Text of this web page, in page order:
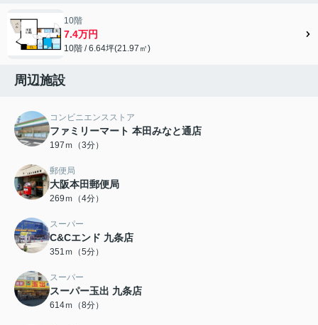
10階
7.4万円
10階 / 6.64坪(21.97㎡)
周辺施設
コンビニエンスストア
ファミリーマート 本田みなと通店
197ｍ（3分）
郵便局
大阪本田郵便局
269ｍ（4分）
スーパー
C&Cエンド 九条店
351ｍ（5分）
スーパー
スーパー玉出 九条店
614ｍ（8分）